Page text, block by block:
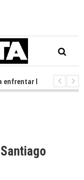
los impactos de